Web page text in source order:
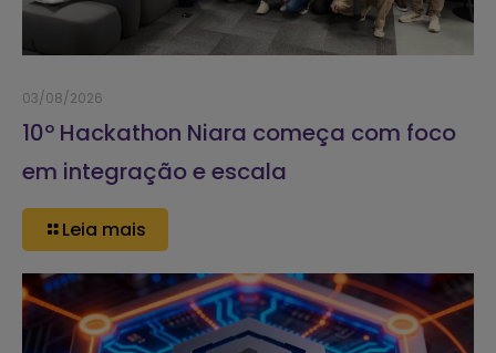
03/08/2026
10º Hackathon Niara começa com foco
em integração e escala
Leia mais